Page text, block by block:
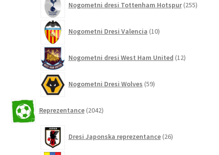
Nogometni dresi Tottenham Hotspur 255
Nogometni Dresi Valencia 10izdelkov
Nogometni dresi West Ham United 12izdelkov
Nogometni Dresi Wolves 59izdelkov
Reprezentance 2042izdelkov
Dresi Japonska reprezentance 26izdelkov